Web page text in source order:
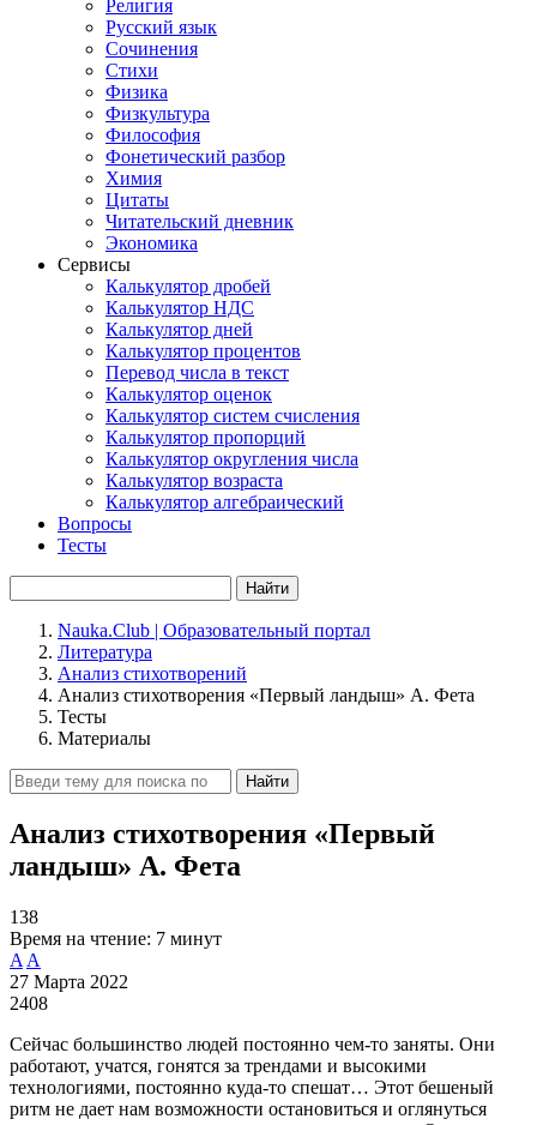
Религия
Русский язык
Сочинения
Стихи
Физика
Физкультура
Философия
Фонетический разбор
Химия
Цитаты
Читательский дневник
Экономика
Сервисы
Калькулятор дробей
Калькулятор НДС
Калькулятор дней
Калькулятор процентов
Перевод числа в текст
Калькулятор оценок
Калькулятор систем счисления
Калькулятор пропорций
Калькулятор округления числа
Калькулятор возраста
Калькулятор алгебраический
Вопросы
Тесты
Найти
Nauka.Club | Образовательный портал
Литература
Анализ стихотворений
Анализ стихотворения «Первый ландыш» А. Фета
Тесты
Материалы
Найти
Анализ стихотворения «Первый
ландыш» А. Фета
138
Время на чтение: 7 минут
A A
27 Марта 2022
2408
Сейчас большинство людей постоянно чем-то заняты. Они
работают, учатся, гонятся за трендами и высокими
технологиями, постоянно куда-то спешат… Этот бешеный
ритм не дает нам возможности остановиться и оглянуться